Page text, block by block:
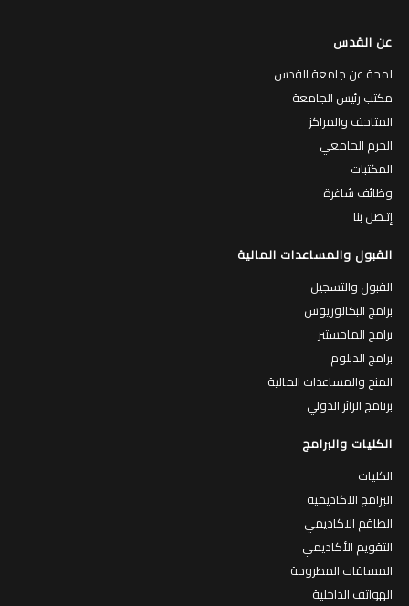
عن القدس
لمحة عن جامعة القدس
مكتب رئيس الجامعة
المتاحف والمراكز
الحرم الجامعي
المكتبات
وظائف شاغرة
إتـصل بنا
القبول والمساعدات المالية
القبول والتسجيل
برامج البكالوريوس
برامج الماجستير
برامج الدبلوم
المنح والمساعدات المالية
برنامج الزائر الدولي
الكليات والبرامج
الكليات
البرامج الاكاديمية
الطاقم الاكاديمي
التقويم الأكاديمي
المساقات المطروحة
الهواتف الداخلية